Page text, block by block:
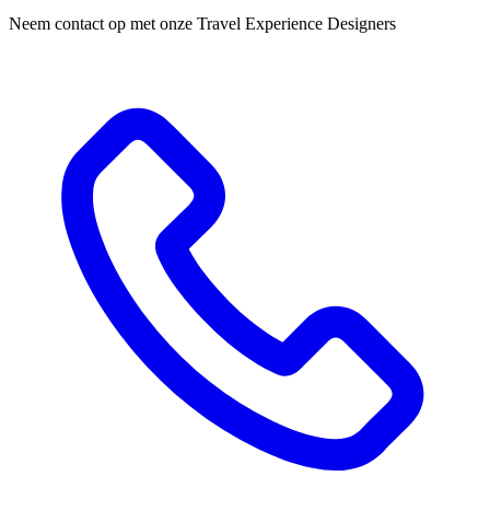
Neem contact op met onze Travel Experience Designers